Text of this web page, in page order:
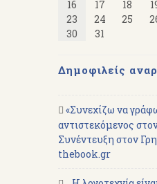
16
17 18
23
24 25
30
31
Δημοφιλείς
«Συνεχίζω να
αντιστεκόμενος
Συνέντευξη στον
thebook.gr